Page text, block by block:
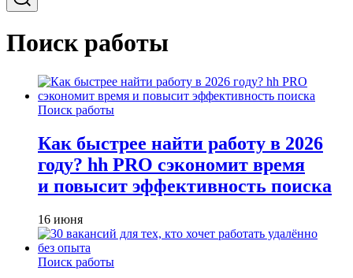
Поиск работы
Поиск работы
Как быстрее найти работу в 2026
году? hh PRO сэкономит время
и повысит эффективность поиска
16 июня
Поиск работы